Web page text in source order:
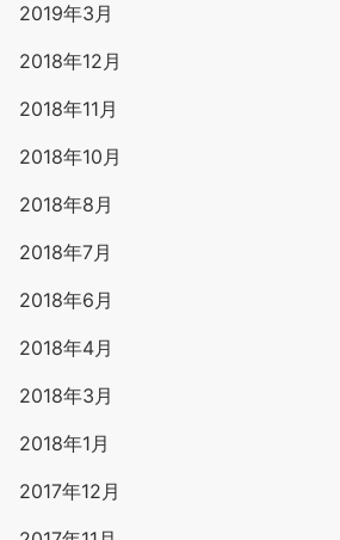
2019年3月
2018年12月
2018年11月
2018年10月
2018年8月
2018年7月
2018年6月
2018年4月
2018年3月
2018年1月
2017年12月